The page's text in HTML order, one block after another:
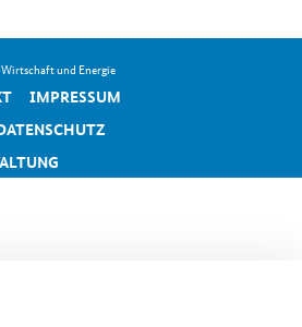
und Energie
IMPRESSUM